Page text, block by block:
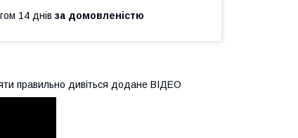
14 днів за домовленістю
правильно дивіться додане ВІДЕО